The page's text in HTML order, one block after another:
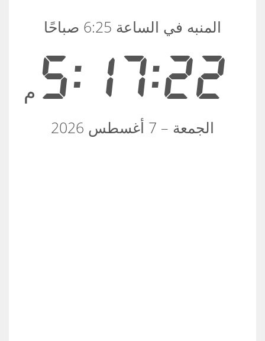
5:17:22 م
المنبه في الساعة 6:25 صباحًا
الجمعة – 7 أغسطس 2026